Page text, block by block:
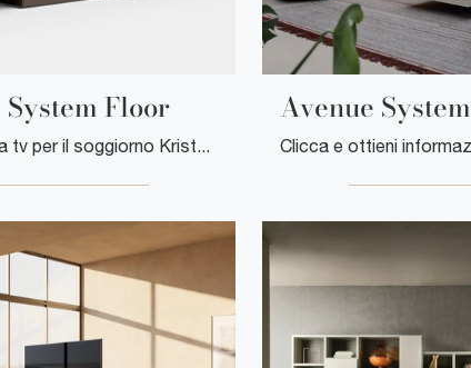
Floor Avenue System